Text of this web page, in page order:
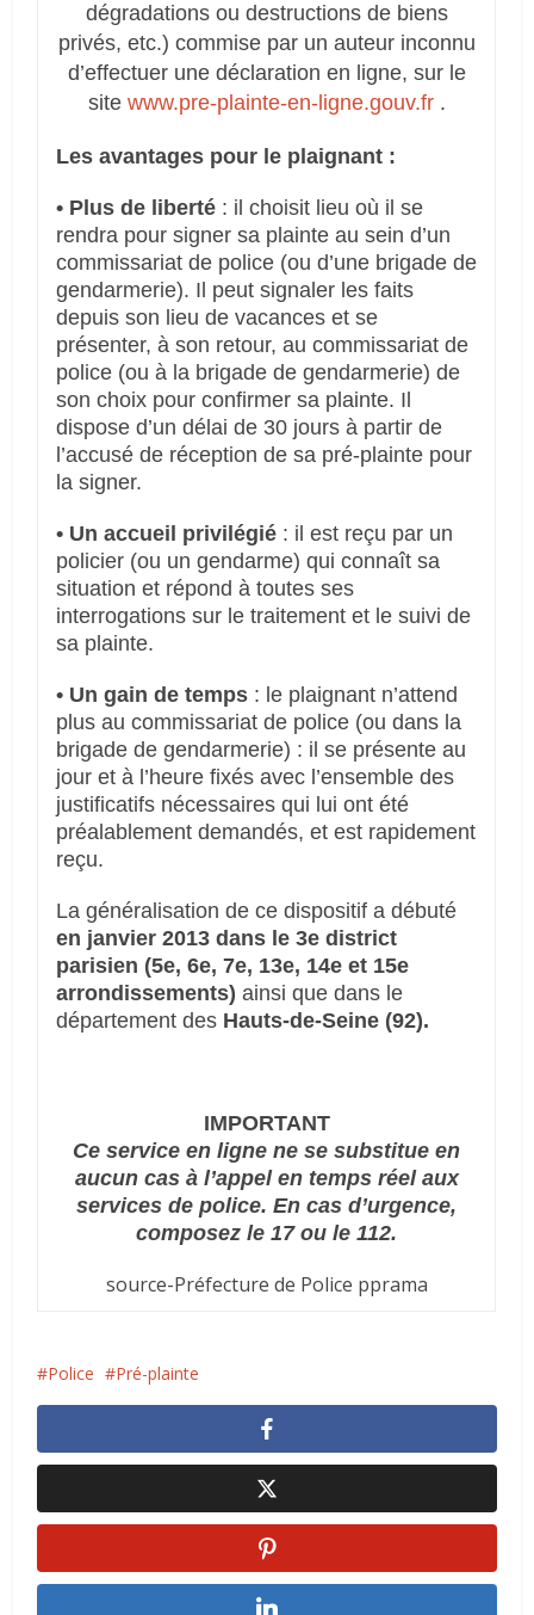
dégradations ou destructions de biens
privés, etc.) commise par un auteur inconnu
d’effectuer une déclaration en ligne, sur le
site www.pre-plainte-en-ligne.gouv.fr.
Les avantages pour le plaignant :
• Plus de liberté : il choisit lieu où il se
rendra pour signer sa plainte au sein d’un
commissariat de police (ou d’une brigade de
gendarmerie). Il peut signaler les faits
depuis son lieu de vacances et se
présenter, à son retour, au commissariat de
police (ou à la brigade de gendarmerie) de
son choix pour confirmer sa plainte. Il
dispose d’un délai de 30 jours à partir de
l’accusé de réception de sa pré-plainte pour
la signer.
• Un accueil privilégié : il est reçu par un
policier (ou un gendarme) qui connaît sa
situation et répond à toutes ses
interrogations sur le traitement et le suivi de
sa plainte.
• Un gain de temps : le plaignant n’attend
plus au commissariat de police (ou dans la
brigade de gendarmerie) : il se présente au
jour et à l’heure fixés avec l’ensemble des
justificatifs nécessaires qui lui ont été
préalablement demandés, et est rapidement
reçu.
La généralisation de ce dispositif a débuté
en janvier 2013 dans le 3e district
parisien (5e, 6e, 7e, 13e, 14e et 15e
arrondissements)ainsi que dans le
département des Hauts-de-Seine (92).
IMPORTANT
Ce service en ligne ne se substitue en
aucun cas à l’appel en temps réel aux
services de police. En cas d’urgence,
composez le 17 ou le 112.
source-Préfecture de Police pprama
Police Pré-plainte